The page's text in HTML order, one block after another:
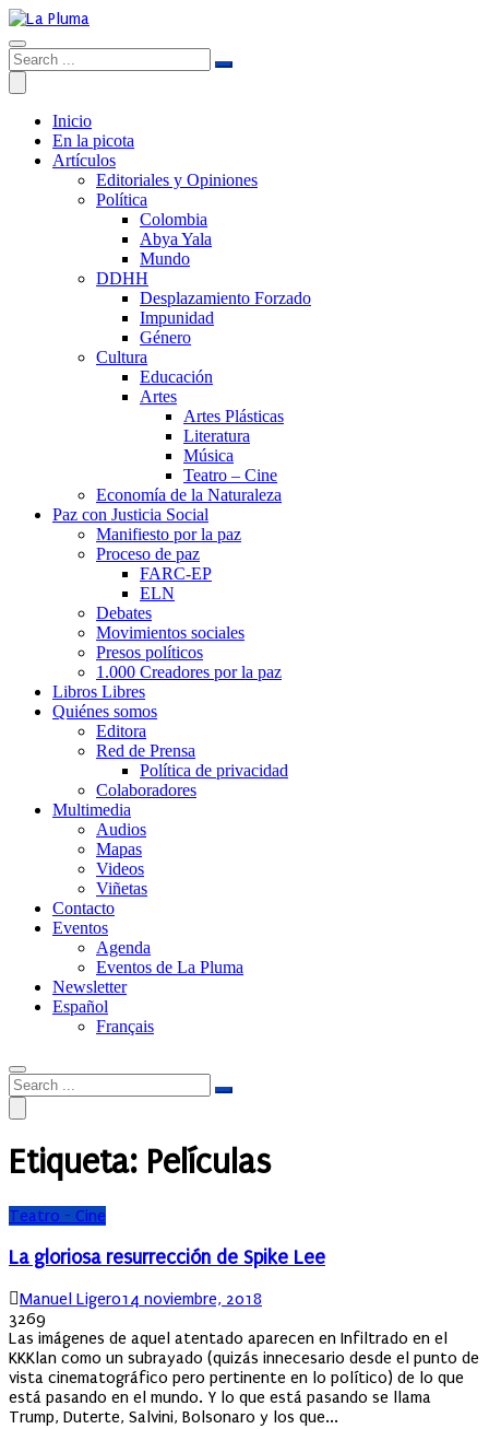
Inicio
En la picota
Artículos
Editoriales y Opiniones
Política
Colombia
Abya Yala
Mundo
DDHH
Desplazamiento Forzado
Impunidad
Género
Cultura
Educación
Artes
Artes Plásticas
Literatura
Música
Teatro – Cine
Economía de la Naturaleza
Paz con Justicia Social
Manifiesto por la paz
Proceso de paz
FARC-EP
ELN
Debates
Movimientos sociales
Presos políticos
1.000 Creadores por la paz
Libros Libres
Quiénes somos
Editora
Red de Prensa
Política de privacidad
Colaboradores
Multimedia
Audios
Mapas
Videos
Viñetas
Contacto
Eventos
Agenda
Eventos de La Pluma
Newsletter
Español
Français
Etiqueta: Películas
Teatro - Cine
La gloriosa resurrección de Spike Lee
Author
Manuel LigeroPosted
14 noviembre, 2018
3269
Las imágenes de aquel atentado aparecen en Infiltrado en el
KKKlan como un subrayado (quizás innecesario desde el punto de
vista cinematográfico pero pertinente en lo político) de lo que
está pasando en el mundo. Y lo que está pasando se llama
Trump, Duterte, Salvini, Bolsonaro y los que...